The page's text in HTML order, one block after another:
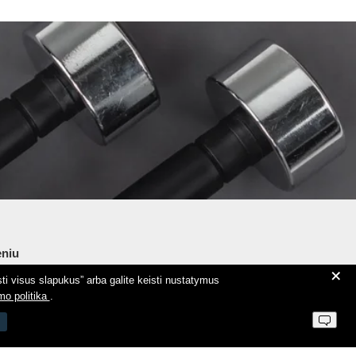
Aeromix +
visus slapukus” arba galite keisti nustatymus
politika .